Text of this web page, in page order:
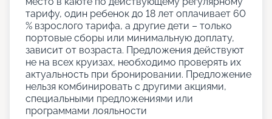
тарифу, один ребенок до 18 лет оплачивает 60
% взрослого тарифа, а другие дети – только
портовые сборы или минимальную доплату,
зависит от возраста. Предложения действуют
не на всех круизах, необходимо проверять их
актуальность при бронировании. Предложение
нельзя комбинировать с другими акциями,
специальными предложениями или
программами лояльности